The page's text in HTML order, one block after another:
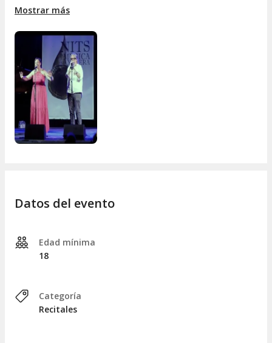
Mostrar más
Datos del evento
Edad mínima
18
Categoría
Recitales